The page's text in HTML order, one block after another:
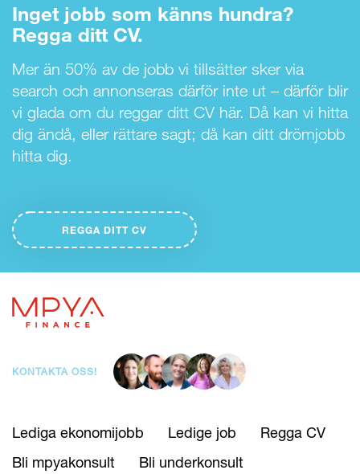
Inget jobb som känns hundra?
Regga ditt CV.
Mer än 50% av de jobb vi tillsätter sker via
search och annonseras därför inte ut – därför blir
vi glada om du reggar ditt CV här. Då kan vi hitta
dig ändå, eller rättare sagt; då kan ditt drömjobb
hitta dig.
REGGA DITT CV
Lediga ekonomijobb Ledige job
Regga CV
Bli mpyakonsult
Bli underkonsult
KONTAKTA OSS!